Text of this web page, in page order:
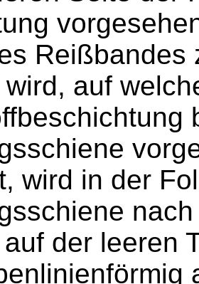
Reißbandes
auf
wird in der
der leeren